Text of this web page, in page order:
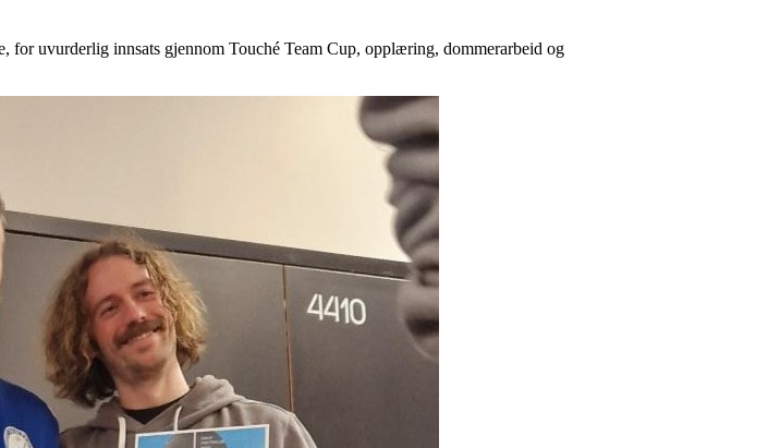
uvurderlig innsats gjennom Touché Team Cup, opplæring, dommerarbeid og